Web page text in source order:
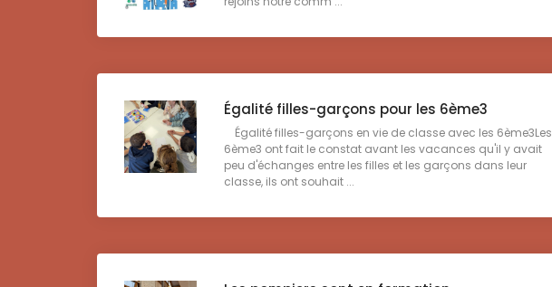
Égalité filles-garçons pour les 6ème3
Égalité filles-garçons en vie de classe avec les 6ème3Les
6ème3 ont fait le constat avant les vacances qu'il y avait
peu d'échanges entre les filles et les garçons dans leur
classe, ils ont souhait ...